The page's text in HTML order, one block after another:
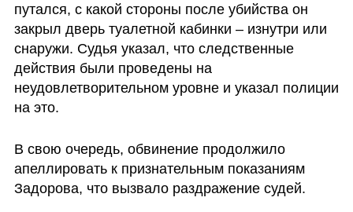
путался, с какой стороны после убийства он
закрыл дверь туалетной кабинки – изнутри или
снаружи. Судья указал, что следственные
действия были проведены на
неудовлетворительном уровне и указал полиции
на это.
В свою очередь, обвинение продолжило
апеллировать к признательным показаниям
Задорова, что вызвало раздражение судей.